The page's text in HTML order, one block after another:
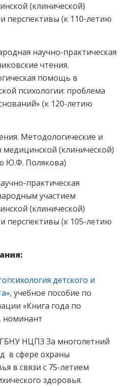
(клинической)
перспективы (к 110-летию
научно-практическая
чтения.
помощь в
психологии: проблема
(к 120-летию
Методологические и
(клинической)
Ю.Ф. Полякова)
практическая
участием
(клинической)
перспективы (к 105-летию
детского и
, учебное пособие по
«Книга года по
номинант
НЦПЗ За многолетний
в сфере охраны
в связи с 75-летием
здоровья.